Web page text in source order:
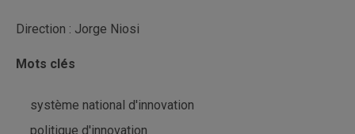
Direction : Jorge Niosi
Mots clés
système national d'innovation
politique d'innovation